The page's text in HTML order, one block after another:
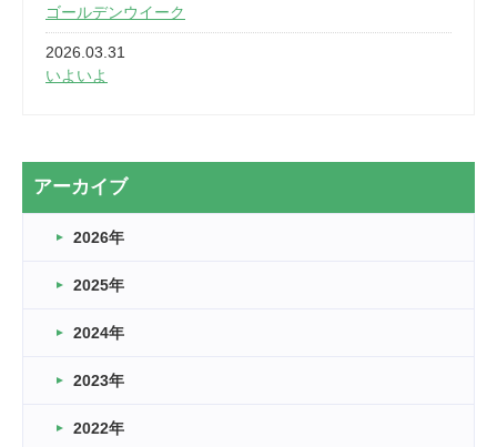
ゴールデンウイーク
2026.03.31
いよいよ
2026.03.20
なぎなた
2026.03.16
車いすバスケとRくんのお話
卒業・卒園の季節★
2026.03.11
アーカイブ
2026年
2025年
2024年
2023年
2022年